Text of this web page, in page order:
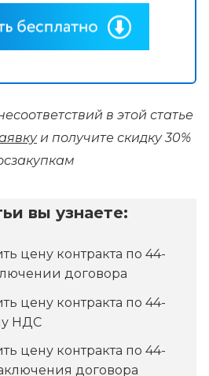
в этой статье
и получите скидку 30%
вы узнаете:
цену контракта по 44-
договора
цену контракта по 44-
НДС
цену контракта по 44-
договора